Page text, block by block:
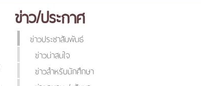
ข่าว/ประกาศ
ข่าวประชาสัมพันธ์
ข่าวน่าสนใจ
ข่าวสำหรับนักศึกษา